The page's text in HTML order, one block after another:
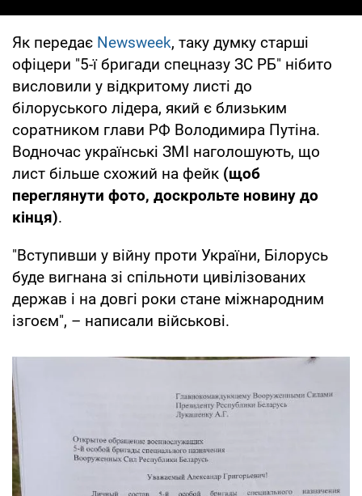
Як передає Newsweek, таку думку старші
офіцери "5-ї бригади спецназу ЗС РБ" нібито
висловили у відкритому листі до
білоруського лідера, який є близьким
соратником глави РФ Володимира Путіна.
Водночас українські ЗМІ наголошують, що
лист більше схожий на фейк (щоб
переглянути фото, доскрольте новину до
кінця).
"Вступивши у війну проти України, Білорусь
буде вигнана зі спільноти цивілізованих
держав і на довгі роки стане міжнародним
ізгоєм", – написали військові.